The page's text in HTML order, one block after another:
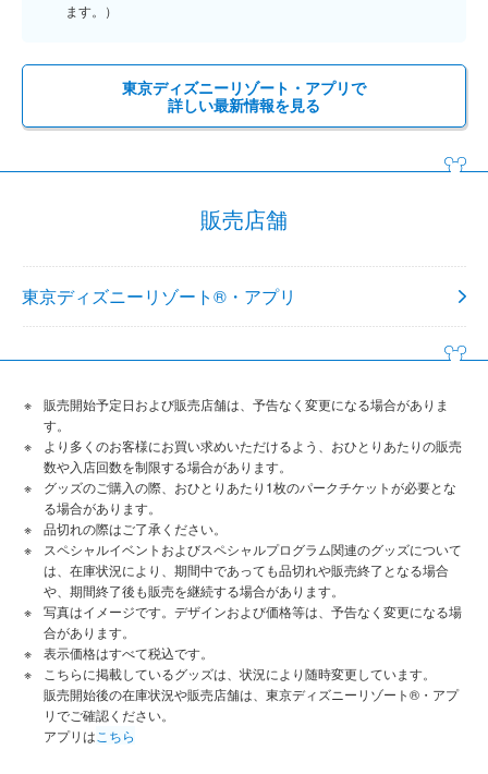
ます。）
東京ディズニーリゾート・アプリで
詳しい最新情報を見る
販売店舗
東京ディズニーリゾート®・アプリ
販売開始予定日および販売店舗は、予告なく変更になる場合がありま
す。
より多くのお客様にお買い求めいただけるよう、おひとりあたりの販売
数や入店回数を制限する場合があります。
グッズのご購入の際、おひとりあたり1枚のパークチケットが必要とな
る場合があります。
品切れの際はご了承ください。
スペシャルイベントおよびスペシャルプログラム関連のグッズについて
は、在庫状況により、期間中であっても品切れや販売終了となる場合
や、期間終了後も販売を継続する場合があります。
写真はイメージです。デザインおよび価格等は、予告なく変更になる場
合があります。
表示価格はすべて税込です。
こちらに掲載しているグッズは、状況により随時変更しています。
販売開始後の在庫状況や販売店舗は、東京ディズニーリゾート®・アプ
リでご確認ください。
アプリは こちら